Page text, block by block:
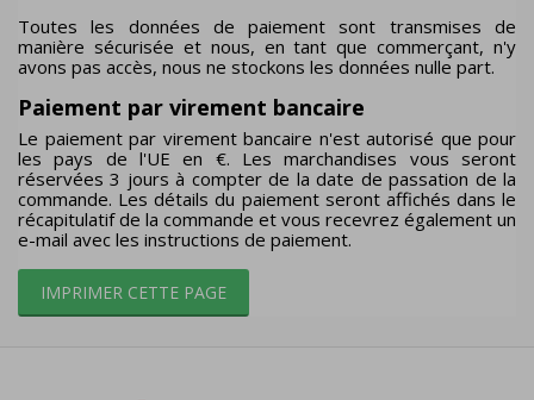
Toutes les données de paiement sont transmises de
manière sécurisée et nous, en tant que commerçant, n'y
avons pas accès, nous ne stockons les données nulle part.
Paiement par virement bancaire
Le paiement par virement bancaire n'est autorisé que pour
les pays de l'UE en €. Les marchandises vous seront
réservées 3 jours à compter de la date de passation de la
commande. Les détails du paiement seront affichés dans le
récapitulatif de la commande et vous recevrez également un
e-mail avec les instructions de paiement.